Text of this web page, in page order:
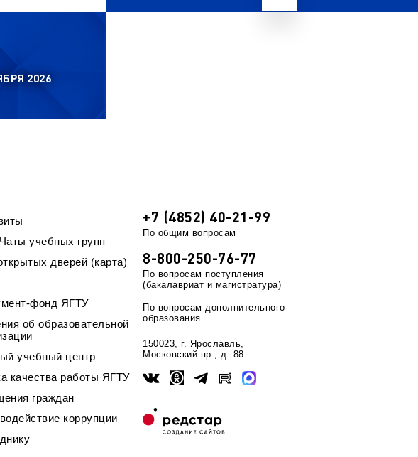
2026
учебных групп
дверей (карта)
фонд ЯГТУ
об образовательной
учебный центр
качества работы ЯГТУ
граждан
коррупции
+7 (4852) 40-21-99
По общим вопросам
8-800-250-76-77
По вопросам поступления
(бакалавриат и магистратура)
По вопросам дополнительного
образования
150023, г. Ярославль,
Московский пр., д. 88